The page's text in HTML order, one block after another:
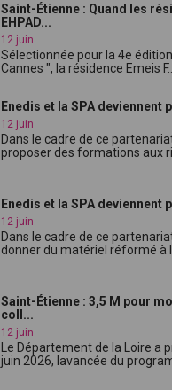
Saint-Étienne : Quand les
EHPAD...
12 juin
Sélectionnée pour la 4e
Cannes ", la résidence Emeis F...
Enedis et la SPA deviennent
12 juin
Dans le cadre de ce
proposer des formations aux
Enedis et la SPA deviennent
12 juin
Dans le cadre de ce
donner du matériel réformé à
Saint-Étienne : 3,5 M pour
coll...
12 juin
Le Département de la Loire a
juin 2026, lavancée du